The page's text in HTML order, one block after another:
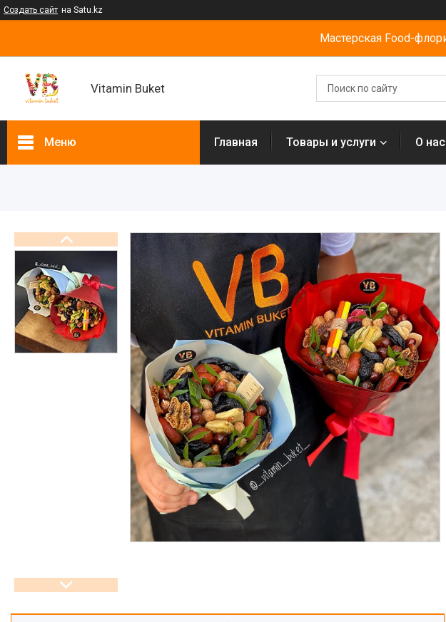
Создать сайт на Satu.kz
Мастерская Food-
Vitamin Buket
Меню
Фруктовые букеты
Букеты из сухофруктов
Клубничные букеты
Ящики подарочные
Букеты из сладостей
Корзины
Подарочные боксы, коробки
Съедобные букеты для
Новогодние подарки
Сладкие букеты на 8 марта
Сухофрукты в бельгийском
Изделия из дерева
Отзывы
Главная Товары и услуги О нас